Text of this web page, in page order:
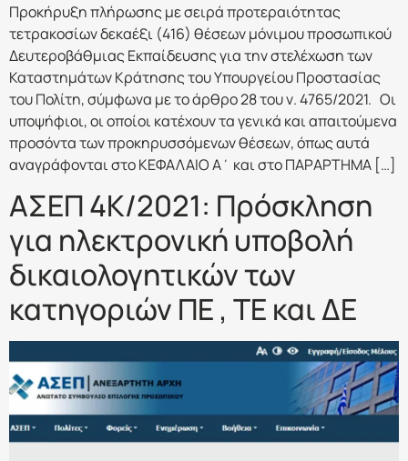
Προκήρυξη πλήρωσης με σειρά προτεραιότητας
τετρακοσίων δεκαέξι (416) θέσεων μόνιμου προσωπικού
Δευτεροβάθμιας Εκπαίδευσης για την στελέχωση των
Καταστημάτων Κράτησης του Υπουργείου Προστασίας
του Πολίτη, σύμφωνα με το άρθρο 28 του ν. 4765/2021. Οι
υποψήφιοι, οι οποίοι κατέχουν τα γενικά και απαιτούμενα
προσόντα των προκηρυσσόμενων θέσεων, όπως αυτά
αναγράφονται στο ΚΕΦΑΛΑΙΟ Α΄ και στο ΠΑΡΑΡΤΗΜΑ […]
ΑΣΕΠ 4Κ/2021: Πρόσκληση
για ηλεκτρονική υποβολή
δικαιολογητικών των
κατηγοριών ΠΕ , ΤΕ και ΔΕ